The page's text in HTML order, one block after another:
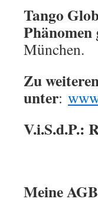
Tango
Phänomen
München.
Zu
unter:
V.i.S.d.P.:
Meine